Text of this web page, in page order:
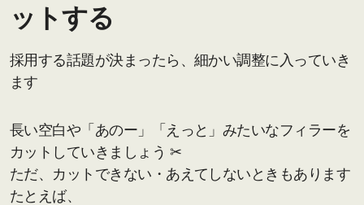
ットする
採用する話題が決まったら、細かい調整に入っていき
ます
長い空白や「あのー」「えっと」みたいなフィラーを
カットしていきましょう ✂
ただ、カットできない・あえてしないときもあります
たとえば、